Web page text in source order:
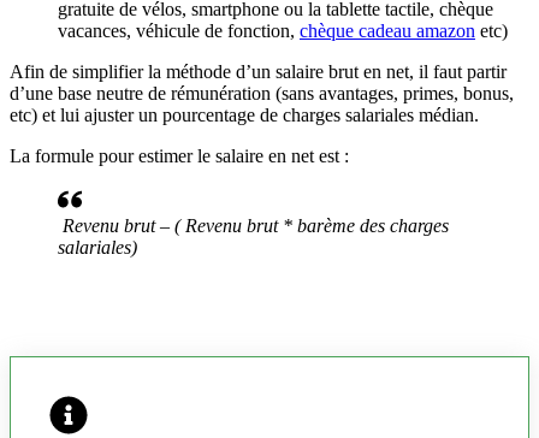
gratuite de vélos, smartphone ou la tablette tactile, chèque
vacances, véhicule de fonction, chèque cadeau amazon etc)
Afin de simplifier la méthode d’un salaire brut en net, il faut partir
d’une base neutre de rémunération (sans avantages, primes, bonus,
etc) et lui ajuster un pourcentage de charges salariales médian.
La formule pour estimer le salaire en net est :
Revenu brut – ( Revenu brut * barème des charges
salariales)